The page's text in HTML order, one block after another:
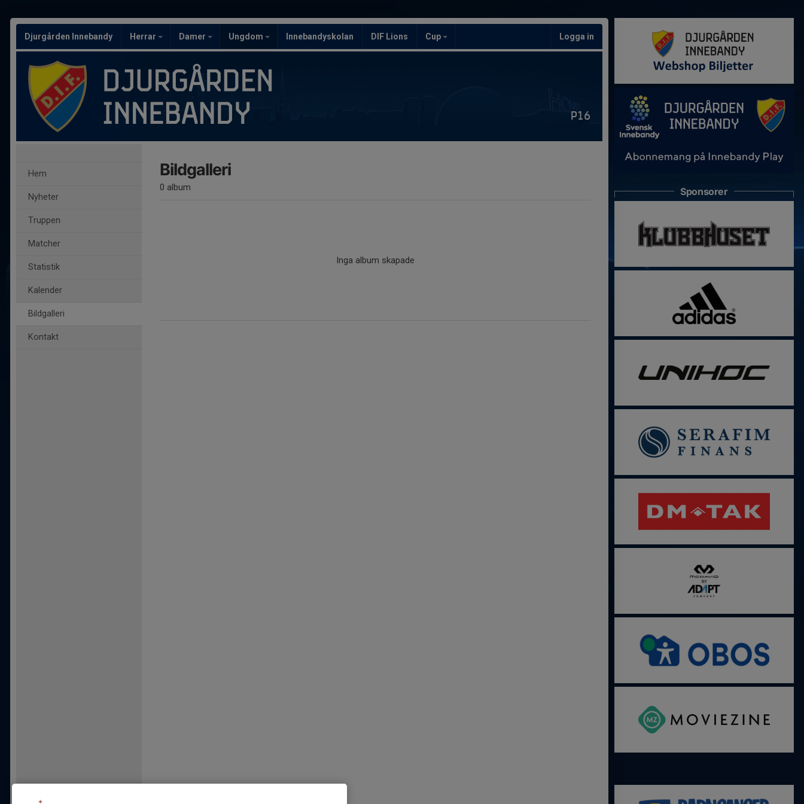
Djurgården Innebandy Herrar Damer Ungdom Innebandyskolan DIF Lions Cup Logga in
P16
Hem
Nyheter
Truppen
Matcher
Statistik
Kalender
Bildgalleri
Kontakt
Bildgalleri
0 album
Inga album skapade
Sponsorer